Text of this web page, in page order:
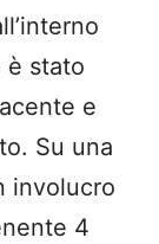
è stato
e
Su una
involucro
4